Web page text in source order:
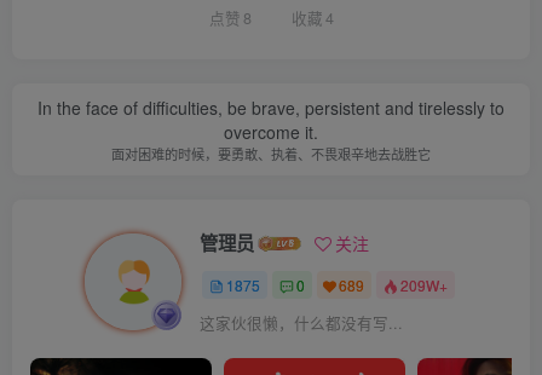
点赞 8 收藏4
In the face of difficulties, be brave, persistent and tirelessly to
overcome it.
面对困难的时候，要勇敢、执着、不畏艰辛地去战胜它
管理员 关注
1875 0 689 209W+
这家伙很懒，什么都没有写...